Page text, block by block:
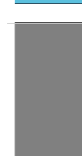
tel.: